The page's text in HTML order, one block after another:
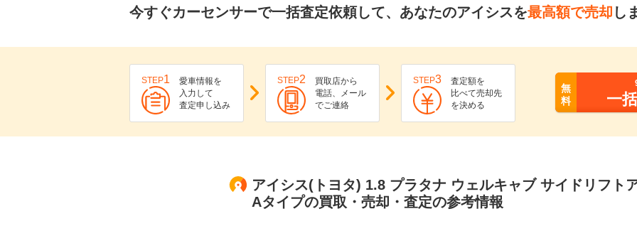
今すぐカーセンサーで一括査定依頼して、あなたのアイシスを最高額で売却 し
STEP1
愛車情報を
入力して
査定申し込み
STEP2
買取店から
電話、メール
でご連絡
STEP3
査定額を
比べて売却先
を決める
無
料
一
アイシス(トヨタ) 1.8 プラタナ ウェルキャブ サイドリフト
Aタイプの買取・売却・査定の参考情報